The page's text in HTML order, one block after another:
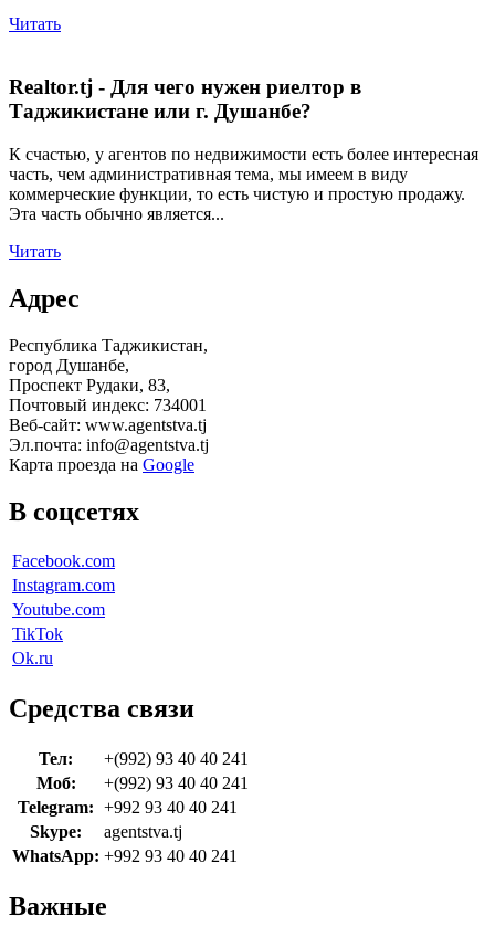
Читать
Realtor.tj - Для чего нужен риелтор в
Таджикистане или г. Душанбе?
К счастью, у агентов по недвижимости есть более интересная
часть, чем административная тема, мы имеем в виду
коммерческие функции, то есть чистую и простую продажу.
Эта часть обычно является...
Читать
Адрес
Республика Таджикистан,
город Душанбе,
Проспект Рудаки, 83,
Почтовый индекс: 734001
Веб-сайт: www.agentstva.tj
Эл.почта: info@agentstva.tj
Карта проезда на Google
В соцсетях
Facebook.com
Instagram.com
Youtube.com
TikTok
Ok.ru
Средства связи
Тел:
+(992) 93 40 40 241
Моб:
+(992) 93 40 40 241
Telegram: +992 93 40 40 241
Skype:
agentstva.tj
WhatsApp: +992 93 40 40 241
Важные